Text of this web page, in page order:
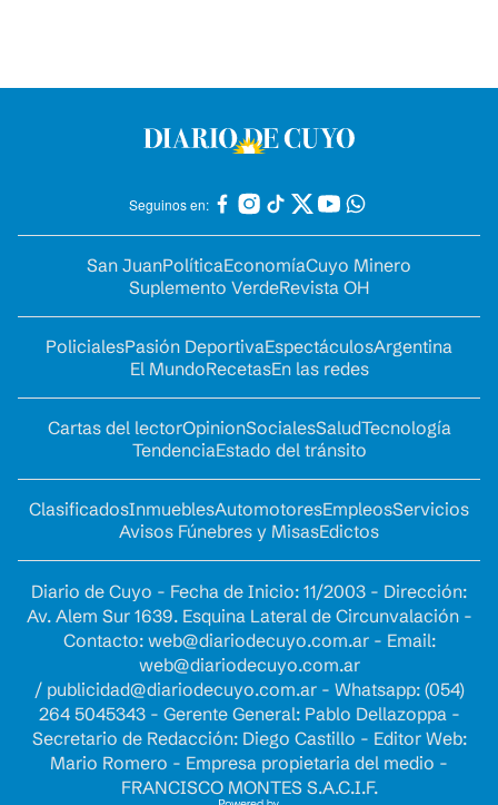
Seguinos en:
San JuanPolíticaEconomíaCuyo Minero
Suplemento VerdeRevista OH
PolicialesPasión DeportivaEspectáculosArgentina
El MundoRecetasEn las redes
Cartas del lectorOpinionSocialesSaludTecnología
TendenciaEstado del tránsito
ClasificadosInmueblesAutomotoresEmpleosServicios
Avisos Fúnebres y MisasEdictos
Diario de Cuyo - Fecha de Inicio: 11/2003 - Dirección:
Av. Alem Sur 1639. Esquina Lateral de Circunvalación -
Contacto: web@diariodecuyo.com.ar- Email:
web@diariodecuyo.com.ar
/ publicidad@diariodecuyo.com.ar- Whatsapp: (054)
264 5045343 - Gerente General: Pablo Dellazoppa -
Secretario de Redacción: Diego Castillo - Editor Web:
Mario Romero - Empresa propietaria del medio -
FRANCISCO MONTES S.A.C.I.F.